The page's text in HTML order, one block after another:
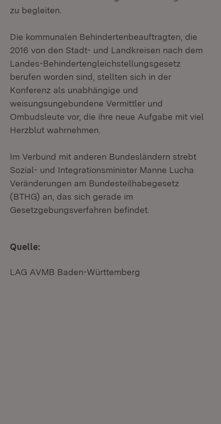
zu begleiten.
Die kommunalen Behindertenbeauftragten, die
2016 von den Stadt- und Landkreisen nach dem
Landes-Behindertengleichstellungsgesetz
berufen worden sind, stellten sich in der
Konferenz als unabhängige und
weisungsungebundene Vermittler und
Ombudsleute vor, die ihre neue Aufgabe mit viel
Herzblut wahrnehmen.
Im Verbund mit anderen Bundesländern strebt
Sozial- und Integrationsminister Manne Lucha
Veränderungen am Bundesteilhabegesetz
(BTHG) an, das sich gerade im
Gesetzgebungsverfahren befindet.
Quelle:
LAG AVMB Baden-Württemberg